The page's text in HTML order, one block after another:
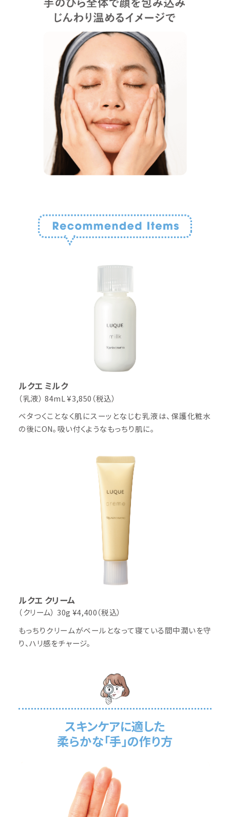
ルクエ ミルク
（乳液） 84mL ¥3,850（税込）
ベタつくことなく肌にスーッとなじむ乳液は、保護化粧水
の後にON。吸い付くようなもっちり肌に。
ルクエ クリーム
（クリーム） 30g ¥4,400（税込）
もっちりクリームがベールとなって寝ている間中潤いを守
り、ハリ感をチャージ。
スキンケアに適した
柔らかな「手」の作り方